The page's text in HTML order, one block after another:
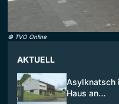
© TVO Online
AKTUELL
Asylknatsch
Haus an…